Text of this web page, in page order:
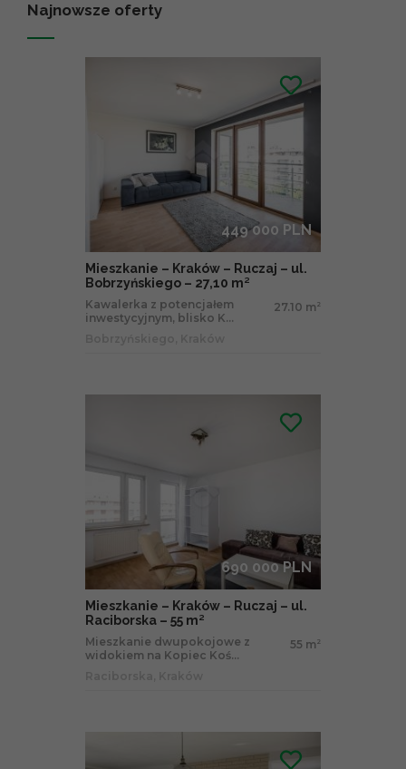
Najnowsze oferty
449 000 PLN
Mieszkanie – Kraków – Ruczaj – ul.
Bobrzyńskiego – 27,10 m²
Kawalerka z potencjałem
inwestycyjnym, blisko K...
27.10 m 2
690 000 PLN
Mieszkanie – Kraków – Ruczaj – ul.
Raciborska – 55 m²
Mieszkanie dwupokojowe z
widokiem na Kopiec Koś...
55 m 2